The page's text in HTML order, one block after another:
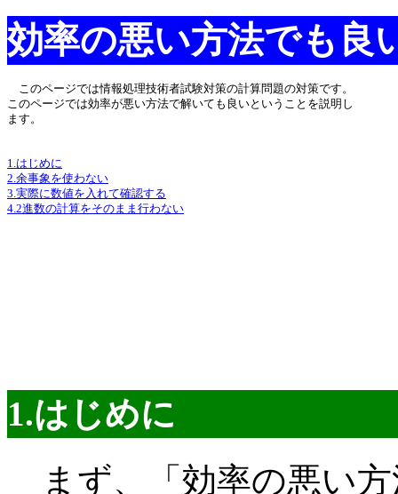
効率の悪い方法でも良
このページでは情報処理技術者試験対策の計算問題の対策です。
このページでは効率が悪い方法で解いても良いということを説明し
ます。
1.はじめに
2.余事象を使わない
3.実際に数値を入れて確認する
4.2進数の計算をそのまま行わない
1.はじめに
まず、「効率の悪い